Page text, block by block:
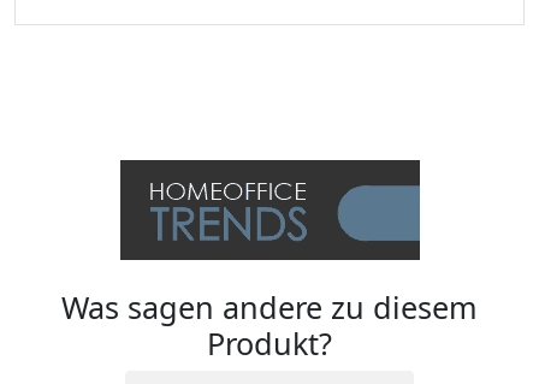
Was sagen andere zu diesem
Produkt?